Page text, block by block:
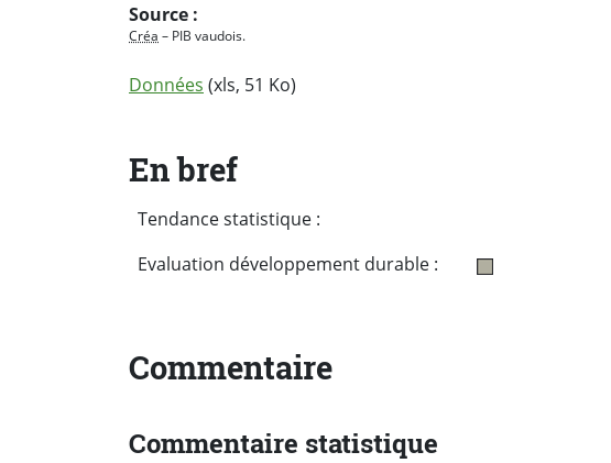
Source :
Créa – PIB vaudois.
Données (xls, 51 Ko)
En bref
Tendance statistique :
Evaluation développement durable :
Commentaire
Commentaire statistique